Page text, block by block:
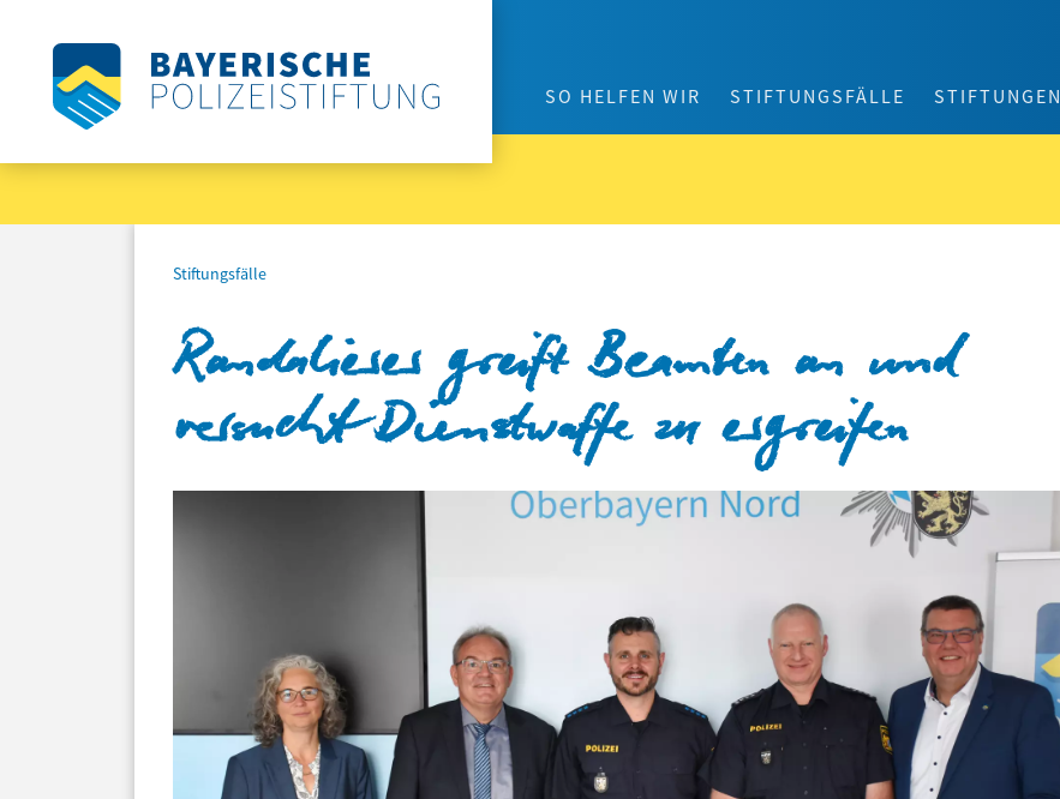
SO HELFEN WIR STIFTUNGSFÄLLE STIFTUNGEN
Stiftungsfälle
Randalierer greift Beamten an und
versucht Dienstwaffe zu ergreifen